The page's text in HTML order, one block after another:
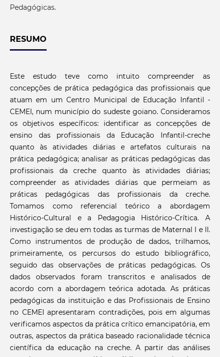
Pedagógicas.
RESUMO
Este estudo teve como intuito compreender as
concepções de prática pedagógica das profissionais que
atuam em um Centro Municipal de Educação Infantil -
CEMEI, num município do sudeste goiano. Consideramos
os objetivos específicos: identificar as concepções de
ensino das profissionais da Educação Infantil-creche
quanto às atividades diárias e artefatos culturais na
prática pedagógica; analisar as práticas pedagógicas das
profissionais da creche quanto às atividades diárias;
compreender as atividades diárias que permeiam as
práticas pedagógicas das profissionais da creche.
Tomamos como referencial teórico a abordagem
Histórico-Cultural e a Pedagogia Histórico-Crítica. A
investigação se deu em todas as turmas de Maternal I e II.
Como instrumentos de produção de dados, trilhamos,
primeiramente, os percursos do estudo bibliográfico,
seguido das observações de práticas pedagógicas. Os
dados observados foram transcritos e analisados de
acordo com a abordagem teórica adotada. As práticas
pedagógicas da instituição e das Profissionais de Ensino
no CEMEI apresentaram contradições, pois em algumas
verificamos aspectos da prática crítico emancipatória, em
outras, aspectos da prática baseado racionalidade técnica
científica da educação na creche. A partir das análises